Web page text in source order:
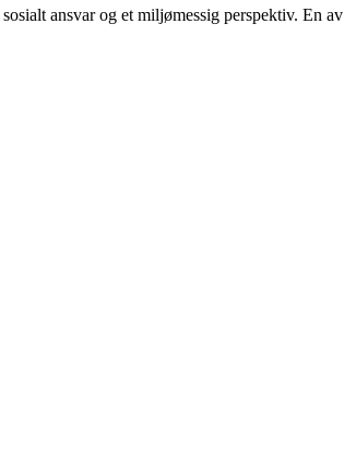
ansvar og et miljømessig perspektiv. En